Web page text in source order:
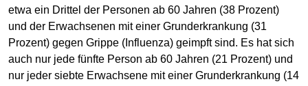
etwa ein Drittel der Personen ab 60 Jahren (38 Prozent)
und der Erwachsenen mit einer Grunderkrankung (31
Prozent) gegen Grippe (Influenza) geimpft sind. Es hat sich
auch nur jede fünfte Person ab 60 Jahren (21 Prozent) und
nur jeder siebte Erwachsene mit einer Grunderkrankung (14